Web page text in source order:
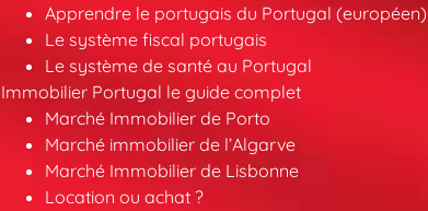
Apprendre le portugais du Portugal (européen)
Le système fiscal portugais
Le système de santé au Portugal
Immobilier Portugal le guide complet
Marché Immobilier de Porto
Marché immobilier de l’Algarve
Marché Immobilier de Lisbonne
Location ou achat ?